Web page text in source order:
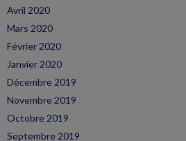
Avril 2020
Mars 2020
Février 2020
Janvier 2020
Décembre 2019
Novembre 2019
Octobre 2019
Septembre 2019